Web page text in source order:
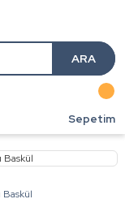
ARA
Sepetim